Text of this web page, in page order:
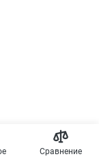
Сравнение